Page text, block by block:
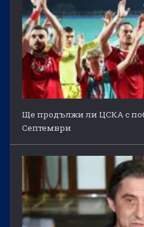
Ще продължи ли ЦСКА с
Септември